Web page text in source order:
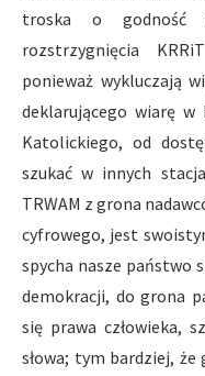
troska o godność i
rozstrzygnięcia
ponieważ wykluczają
deklarującego wiarę w
Katolickiego, od
szukać w innych
TRWAM z grona
cyfrowego, jest
spycha nasze państwo
demokracji, do grona
się prawa człowieka,
słowa; tym bardziej, że